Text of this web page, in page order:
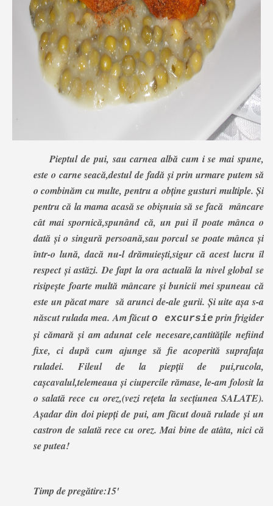
Pieptul de pui, sau carnea albă cum i se mai spune,
este o carne seacă,destul de fadă și prin urmare putem să
o combinăm cu multe, pentru a obține gusturi multiple. Și
pentru că la mama acasă se obișnuia să se facă mâncare
cât mai spornică,spunând că, un pui îl poate mânca o
dată și o singură persoană,sau porcul se poate mânca și
într-o lună, dacă nu-l drămuiești,sigur că acest lucru îl
respect și astăzi. De fapt la ora actuală la nivel global se
risipește foarte multă mâncare și bunicii mei spuneau că
este un păcat mare să arunci de-ale gurii. Și uite așa s-a
născut rulada mea. Am făcuto excursie prin frigider
și cămară și am adunat cele necesare,cantitățile nefiind
fixe, ci după cum ajunge să fie acoperită suprafața
ruladei. Fileul de la piepții de pui,rucola,
cașcavalul,telemeaua și ciupercile rămase, le-am folosit la
o salată rece cu orez,(vezi rețeta la secțiunea SALATE).
Așadar din doi piepți de pui, am făcut două rulade și un
castron de salată rece cu orez. Mai bine de atâta, nici că
se putea!
Timp de pregătire:15'